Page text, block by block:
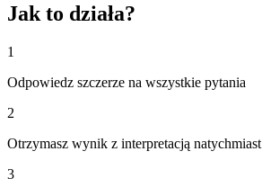
Jak to działa?
1
Odpowiedz szczerze na wszystkie pytania
2
Otrzymasz wynik z interpretacją natychmiast
3